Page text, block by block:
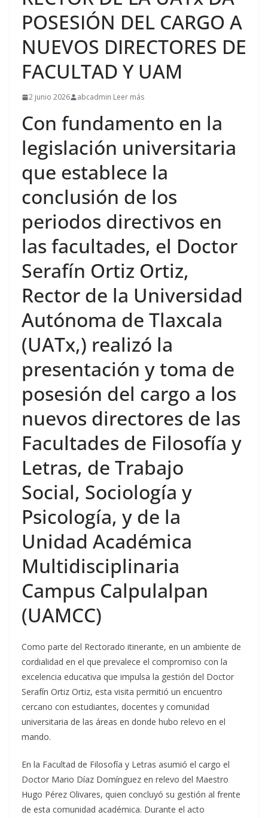
POSESIÓN DEL CARGO A
NUEVOS DIRECTORES DE
FACULTAD Y UAM
2 junio 2026 abcadmin Leer más
Con fundamento en la
legislación universitaria
que establece la
conclusión de los
periodos directivos en
las facultades, el Doctor
Serafín Ortiz Ortiz,
Rector de la Universidad
Autónoma de Tlaxcala
(UATx,) realizó la
presentación y toma de
posesión del cargo a los
nuevos directores de las
Facultades de Filosofía y
Letras, de Trabajo
Social, Sociología y
Psicología, y de la
Unidad Académica
Multidisciplinaria
Campus Calpulalpan
(UAMCC)
Como parte del Rectorado itinerante, en un ambiente de
cordialidad en el que prevalece el compromiso con la
excelencia educativa que impulsa la gestión del Doctor
Serafín Ortiz Ortiz, esta visita permitió un encuentro
cercano con estudiantes, docentes y comunidad
universitaria de las áreas en donde hubo relevo en el
mando.
En la Facultad de Filosofía y Letras asumió el cargo el
Doctor Mario Díaz Domínguez en relevo del Maestro
Hugo Pérez Olivares, quien concluyó su gestión al frente
de esta comunidad académica. Durante el acto